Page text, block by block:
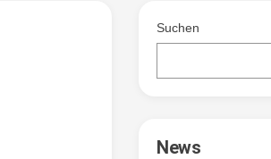
e. V.
Suchen
News